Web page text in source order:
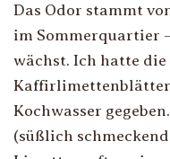
Das Odor stammt
im Sommerquartier
wächst. Ich hatte
Kochwasser
(süßlich